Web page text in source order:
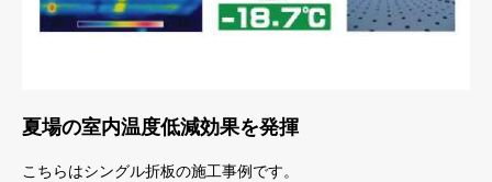
夏場の室内温度低減効果を発揮
こちらはシングル折板の施工事例です。